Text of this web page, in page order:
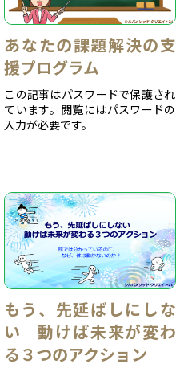
あなたの課題解決の支
援プログラム
この記事はパスワードで保護され
ています。閲覧にはパスワードの
入力が必要です。
もう、先延ばしにしな
い 動けば未来が変わ
る３つのアクション